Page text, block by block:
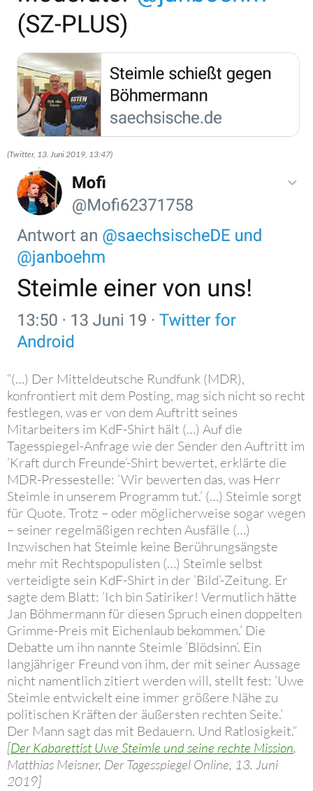
(Twitter, 13. Juni 2019, 13:47)
“(…) Der Mitteldeutsche Rundfunk (MDR),
konfrontiert mit dem Posting, mag sich nicht so recht
festlegen, was er von dem Auftritt seines
Mitarbeiters im KdF-Shirt hält (…) Auf die
Tagesspiegel-Anfrage wie der Sender den Auftritt im
’Kraft durch Freunde’-Shirt bewertet, erklärte die
MDR-Pressestelle: ’Wir bewerten das, was Herr
Steimle in unserem Programm tut.’ (…) Steimle sorgt
für Quote. Trotz – oder möglicherweise sogar wegen
– seiner regelmäßigen rechten Ausfälle (…)
Inzwischen hat Steimle keine Berührungsängste
mehr mit Rechtspopulisten (…) Steimle selbst
verteidigte sein KdF-Shirt in der ’Bild’-Zeitung. Er
sagte dem Blatt: ’Ich bin Satiriker! Vermutlich hätte
Jan Böhmermann für diesen Spruch einen doppelten
Grimme-Preis mit Eichenlaub bekommen.’ Die
Debatte um ihn nannte Steimle ’Blödsinn’. Ein
langjähriger Freund von ihm, der mit seiner Aussage
nicht namentlich zitiert werden will, stellt fest: ’Uwe
Steimle entwickelt eine immer größere Nähe zu
politischen Kräften der äußersten rechten Seite.’
Der Mann sagt das mit Bedauern. Und Ratlosigkeit.“
[Der Kabarettist Uwe Steimle und seine rechte Mission,
Matthias Meisner, Der Tagesspiegel Online, 13. Juni
2019]